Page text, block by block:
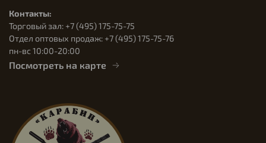
Контакты:
Торговый зал: +7 (495) 175-75-75
Отдел оптовых продаж: +7 (495) 175-75-76
пн-вс 10:00-20:00
Посмотреть на карте